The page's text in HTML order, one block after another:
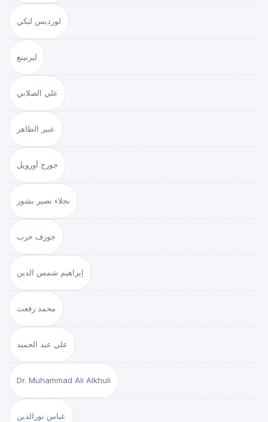
لورديس لبكي
ليرنينغ
علي الصلابي
عبير الطاهر
جورج أورويل
نجلاء نصير بشور
جوزف حرب
إبراهيم شمس الدين
محمد رفعت
علي عبد الحميد
Dr. Muhammad Ali Alkhuli
عباس نورالدين